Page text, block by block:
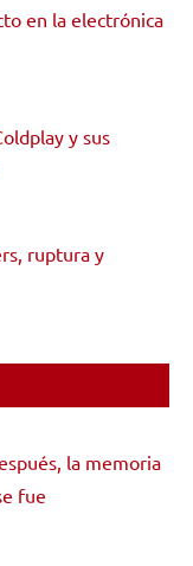
en la electrónica
y sus
ruptura y
la memoria
fue